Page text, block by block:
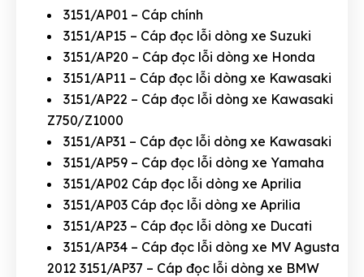
3151/AP01 – Cáp chính
3151/AP15 – Cáp đọc lỗi dòng xe Suzuki
3151/AP20 – Cáp đọc lỗi dòng xe Honda
3151/AP11 – Cáp đọc lỗi dòng xe Kawasaki
3151/AP22 – Cáp đọc lỗi dòng xe Kawasaki
Z750/Z1000
3151/AP31 – Cáp đọc lỗi dòng xe Kawasaki
3151/AP59 – Cáp đọc lỗi dòng xe Yamaha
3151/AP02 Cáp đọc lỗi dòng xe Aprilia
3151/AP03 Cáp đọc lỗi dòng xe Aprilia
3151/AP23 – Cáp đọc lỗi dòng xe Ducati
3151/AP34 – Cáp đọc lỗi dòng xe MV Agusta
2012 3151/AP37 – Cáp đọc lỗi dòng xe BMW